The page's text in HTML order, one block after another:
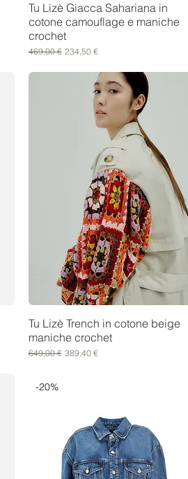
Tu Lizè Giacca Sahariana in
cotone camouflage e maniche
crochet
Prezzo regolare
469,00 € Prezzo scontato
234,50 €
Tu Lizè Trench in cotone beige
maniche crochet
Prezzo regolare
649,00 € Prezzo scontato
389,40 €
-20%